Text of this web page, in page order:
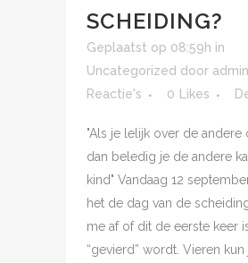
SCHEIDING?
Geplaatst op 08:59h in
Uncategorized door admin
Reactie's
0 Likes
"Als je lelijk over de andere
dan beledig je de andere
kind" Vandaag 12
het de dag van de
me af of dit de eerste keer
“gevierd” wordt. Vieren kun